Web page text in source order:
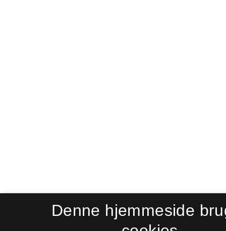
Denne hjemmeside